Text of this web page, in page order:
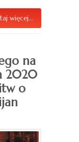
więcej...
na
2020
o